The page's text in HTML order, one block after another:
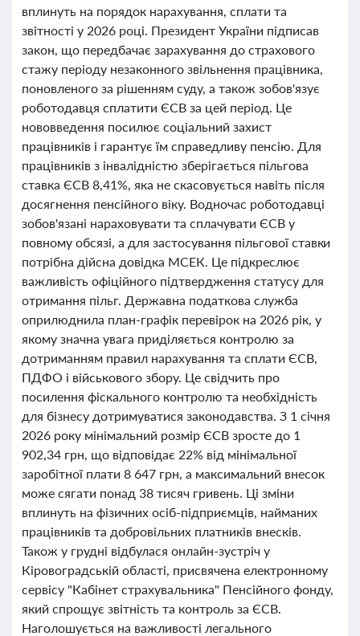
вплинуть на порядок нарахування, сплати та
звітності у 2026 році. Президент України підписав
закон, що передбачає зарахування до страхового
стажу періоду незаконного звільнення працівника,
поновленого за рішенням суду, а також зобов'язує
роботодавця сплатити ЄСВ за цей період. Це
нововведення посилює соціальний захист
працівників і гарантує їм справедливу пенсію. Для
працівників з інвалідністю зберігається пільгова
ставка ЄСВ 8,41%, яка не скасовується навіть після
досягнення пенсійного віку. Водночас роботодавці
зобов'язані нараховувати та сплачувати ЄСВ у
повному обсязі, а для застосування пільгової ставки
потрібна дійсна довідка МСЕК. Це підкреслює
важливість офіційного підтвердження статусу для
отримання пільг. Державна податкова служба
оприлюднила план-графік перевірок на 2026 рік, у
якому значна увага приділяється контролю за
дотриманням правил нарахування та сплати ЄСВ,
ПДФО і військового збору. Це свідчить про
посилення фіскального контролю та необхідність
для бізнесу дотримуватися законодавства. З 1 січня
2026 року мінімальний розмір ЄСВ зросте до 1
902,34 грн, що відповідає 22% від мінімальної
заробітної плати 8 647 грн, а максимальний внесок
може сягати понад 38 тисяч гривень. Ці зміни
вплинуть на фізичних осіб-підприємців, найманих
працівників та добровільних платників внесків.
Також у грудні відбулася онлайн-зустріч у
Кіровоградській області, присвячена електронному
сервісу "Кабінет страхувальника" Пенсійного фонду,
який спрощує звітність та контроль за ЄСВ.
Наголошується на важливості легального